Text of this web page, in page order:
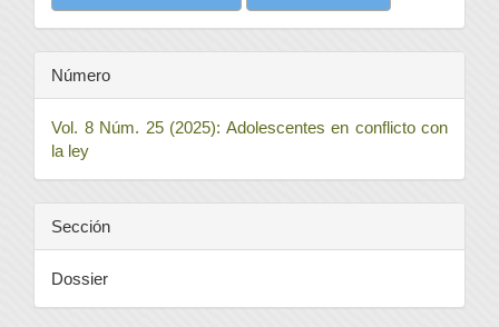
Número
Vol. 8 Núm. 25 (2025): Adolescentes en conflicto con
la ley
Sección
Dossier